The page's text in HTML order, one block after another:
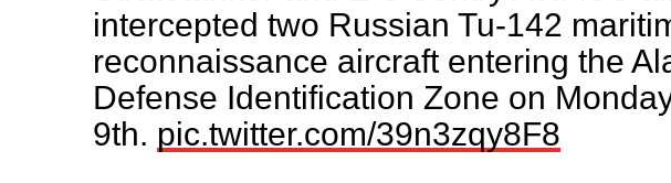
intercepted two Russian Tu-142
reconnaissance aircraft entering the
Defense Identification Zone on
9th. pic.twitter.com/39n3zqy8F8